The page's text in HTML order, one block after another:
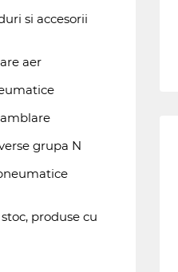
si accesorii
aer
grupa N
produse cu